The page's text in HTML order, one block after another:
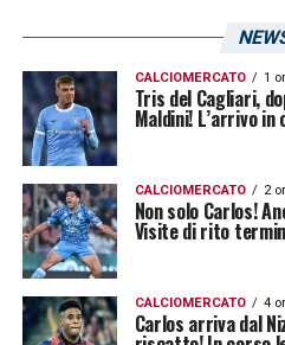
CALCIOMERCATO 1
Tris del Cagliari,
Maldini! L’arrivo in
CALCIOMERCATO 2
Non solo Carlos!
Visite di rito
CALCIOMERCATO 4
Carlos arriva dal